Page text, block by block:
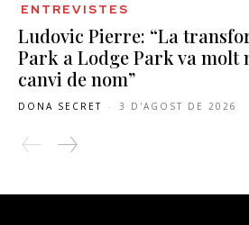
ENTREVISTES
Ludovic Pierre: “La
Park a Lodge Park va molt
canvi de nom”
DONA SECRET - 3 D'AGOST DE 2026